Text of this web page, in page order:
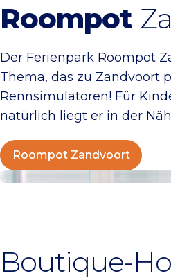
Roompot
Der Ferienpark Roompot
Thema, das zu Zandvoort
Rennsimulatoren! Für
natürlich liegt er in der
Roompot Zandvoort
Boulevard 5
Boutique-